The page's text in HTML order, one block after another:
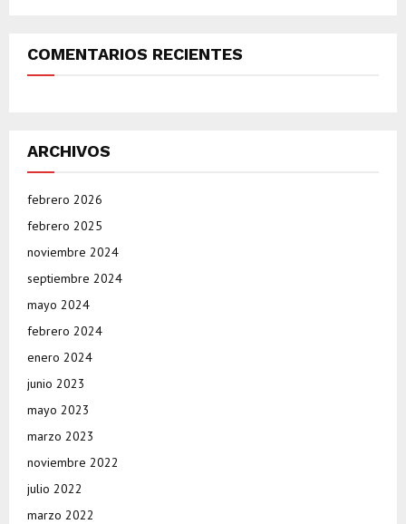
COMENTARIOS RECIENTES
ARCHIVOS
febrero 2026
febrero 2025
noviembre 2024
septiembre 2024
mayo 2024
febrero 2024
enero 2024
junio 2023
mayo 2023
marzo 2023
noviembre 2022
julio 2022
marzo 2022